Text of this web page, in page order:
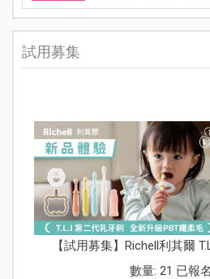
試用募集
【試用募集】Richell利其爾
數量: 21 已報